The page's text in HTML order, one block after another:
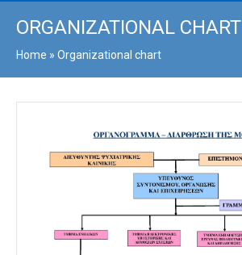
ORGANIZATIONAL CHART
Home » Organizational chart